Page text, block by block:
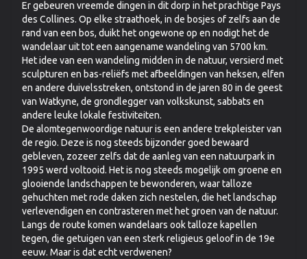
Er gebeuren vreemde dingen in dit dorp in het prachtige Pays
des Collines. Op elke straathoek, in de bosjes of zelfs aan de
rand van een bos, duikt het ongewone op en nodigt het de
wandelaar uit tot een aangename wandeling van 5700 km.
Het idee van een wandeling midden in de natuur, versierd met
sculpturen en bas-reliëfs met afbeeldingen van heksen, elfen
en andere duivelsstreken, ontstond in de jaren 80 in de geest
van Watkyne, de grondlegger van volkskunst, sabbats en
andere leuke lokale festiviteiten.
De alomtegenwoordige natuur is een andere trekpleister van
de regio. Deze is nog steeds bijzonder goed bewaard
gebleven, zozeer zelfs dat de aanleg van een natuurpark in
1995 werd voltooid. Het is nog steeds mogelijk om groene en
glooiende landschappen te bewonderen, waar talloze
gehuchten met rode daken zich nestelen, die het landschap
verlevendigen en contrasteren met het groen van de natuur.
Langs de route komen wandelaars ook talloze kapellen
tegen, die getuigen van een sterk religieus geloof in de 19e
eeuw. Maar is dat echt verdwenen?